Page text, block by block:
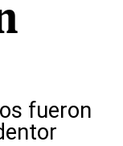
fueron